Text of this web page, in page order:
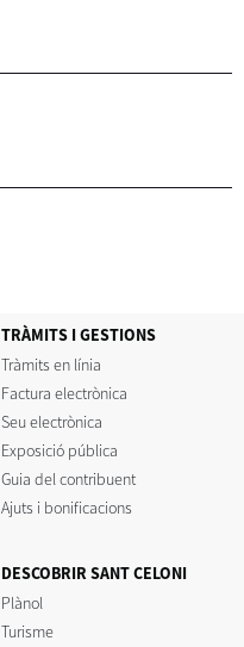
TRÀMITS I GESTIONS
Tràmits en línia
Factura electrònica
Seu electrònica
Exposició pública
Guia del contribuent
Ajuts i bonificacions
DESCOBRIR SANT CELONI
Plànol
Turisme